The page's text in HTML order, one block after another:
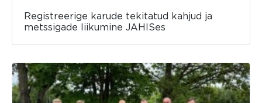
Registreerige karude tekitatud kahjud ja
metssigade liikumine JAHISes